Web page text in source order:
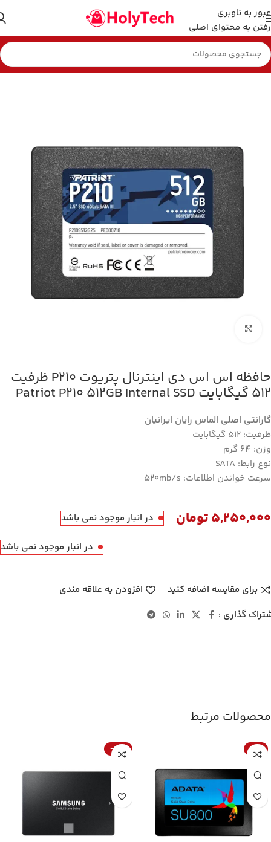
عبور به ناوبری
رفتن به محتوای اصلی
خانه هارد و فلش مموری
حافظه اس اس دی اینترنال پتریوت P210 ظرفیت
512 گیگابایت Patriot P210 512GB Internal SSD
گارانتی اصلی الماس رایان ایرانیان
ظرفیت: 512 گیگابایت
وزن: 64 گرم
نوع رابط: SATA
سرعت خواندن اطلاعات: 520mb/s
5,250,000تومان در انبار موجود نمی باشد
در انبار موجود نمی باشد
برای مقایسه اضافه کنید
افزودن به علاقه مندی
گذاری :
محصولات مرتبط
-6%
-33%